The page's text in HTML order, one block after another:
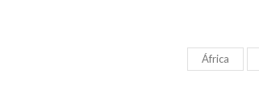
África